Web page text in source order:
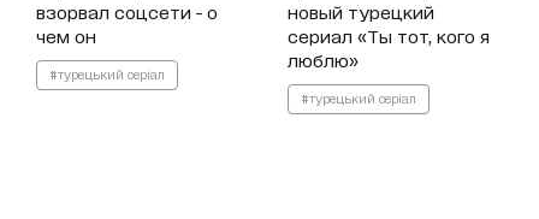
взорвал соцсети - о
чем он
#турецький серіал
новый турецкий
сериал «Ты тот, кого я
люблю»
#турецький серіал